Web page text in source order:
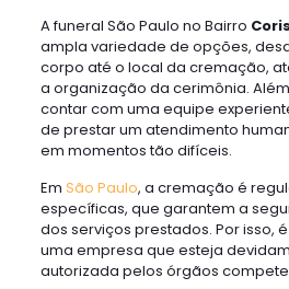
A funeral São Paulo no Bairro
ampla variedade de opções,
corpo até o local da cremação,
a organização da cerimônia.
contar com uma equipe
de prestar um atendimento
em momentos tão difíceis.
Em São Paulo, a cremação é
específicas, que garantem a
dos serviços prestados. Por isso,
uma empresa que esteja
autorizada pelos órgãos